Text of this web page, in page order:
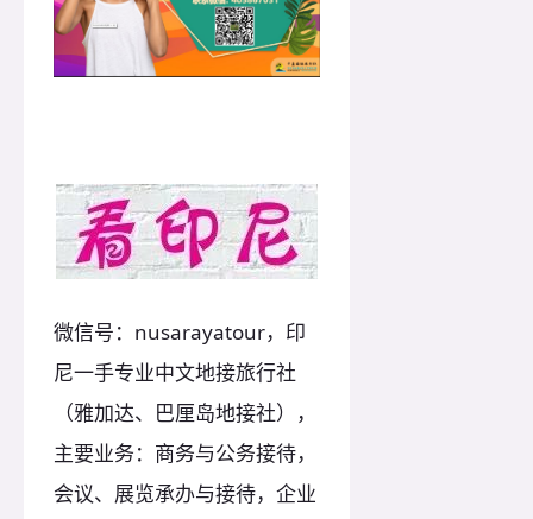
微信号：nusarayatour，印
尼一手专业中文地接旅行社
（雅加达、巴厘岛地接社），
主要业务：商务与公务接待，
会议、展览承办与接待，企业